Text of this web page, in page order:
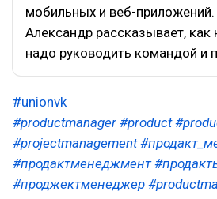
мобильных и веб-приложений.
Александр рассказывает, как
надо руководить командой и
#unionvk
#productmanager #product
#projectmanagement
#продактменеджмент
#проджектменеджер